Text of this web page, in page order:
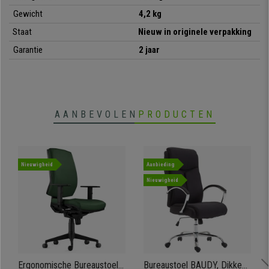
Gewicht
4,2 kg
Staat
Nieuw in originele verpakking
Garantie
2 jaar
AANBEVOLEN PRODUCTEN
Nieuwigheid
Ergonomische Bureaustoel
Aanbieding
Nieuwigheid
Bureaustoel BAUDY, Dikke